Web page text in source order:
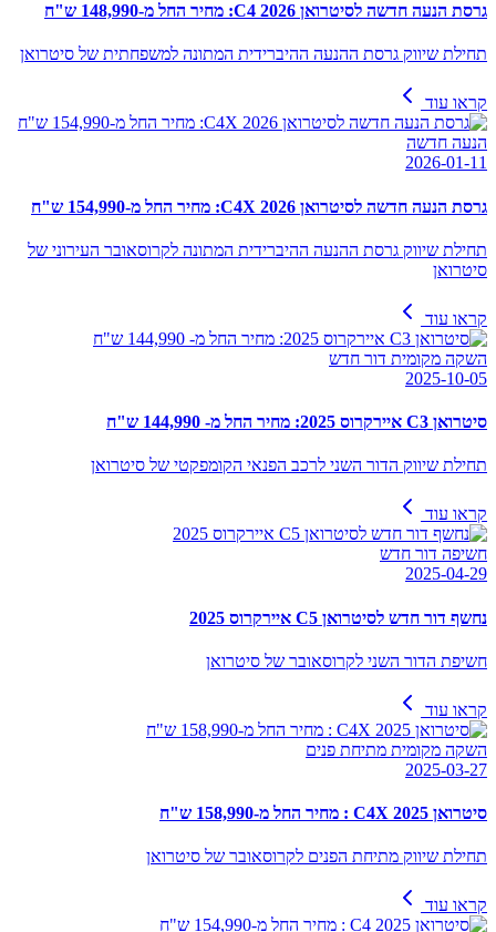
גרסת הנעה חדשה לסיטרואן 2026 C4: מחיר החל מ-148,990 ש"ח
תחילת שיווק גרסת ההנעה ההיברידית המתונה למשפחתית של סיטרואן
קראו עוד
הנעה חדשה
2026-01-11
גרסת הנעה חדשה לסיטרואן 2026 C4X: מחיר החל מ-154,990 ש"ח
תחילת שיווק גרסת ההנעה ההיברידית המתונה לקרוסאובר העירוני של
סיטרואן
קראו עוד
השקה מקומית דור חדש
2025-10-05
סיטרואן C3 איירקרוס 2025: מחיר החל מ- 144,990 ש"ח
תחילת שיווק הדור השני לרכב הפנאי הקומפקטי של סיטרואן
קראו עוד
חשיפה דור חדש
2025-04-29
נחשף דור חדש לסיטרואן C5 איירקרוס 2025
חשיפת הדור השני לקרוסאובר של סיטרואן
קראו עוד
השקה מקומית מתיחת פנים
2025-03-27
סיטרואן C4X 2025 : מחיר החל מ-158,990 ש"ח
תחילת שיווק מתיחת הפנים לקרוסאובר של סיטרואן
קראו עוד